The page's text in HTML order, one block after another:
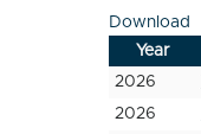
Download
Year
2026
2026